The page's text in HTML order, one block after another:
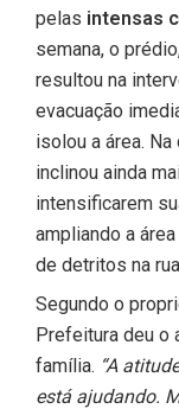
pelas intensas
semana, o
resultou na
evacuação
isolou a área.
inclinou ainda
intensificarem
ampliando a
de detritos na
Segundo o
Prefeitura deu o
família. “A
está ajudando.